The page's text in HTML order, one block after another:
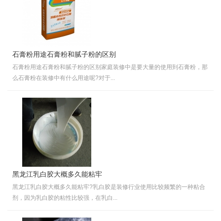
石膏粉用途石膏粉和腻子粉的区别
石膏粉用途石膏粉和腻子粉的区别家庭装修中是要大量的使用到石膏粉，那
么石膏粉在装修中有什么用途呢?对于...
黑龙江乳白胶大概多久能粘牢
黑龙江乳白胶大概多久能粘牢?乳白胶是装修行业使用比较频繁的一种粘合
剂，因为乳白胶的粘性比较强，在乳白...